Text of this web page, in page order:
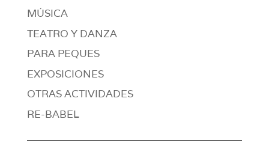
MÚSICA
TEATRO Y DANZA
PARA PEQUES
EXPOSICIONES
OTRAS ACTIVIDADES
RE-BABEL